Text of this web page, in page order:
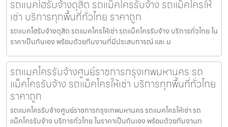
รถแบคโฮรับจ้างดุสิต รถแม็คโครรับจ้าง รถแม็คโครให้
เช่า บริการทุกพื้นที่ทั่วไทย ราคาถูก
รถแบคโฮรับจ้างดุสิต รถแมคโครให้เช่า รถแม็คโครรับจ้าง บริการทั่วไทย ใน
ราคาเป็นกันเอง พร้อมด้วยทีมงานที่มีประสบการณ์ และ ม
รถแมคโครรับจ้างศูนย์ราชการกรุงเทพมหานคร รถ
แม็คโครรับจ้าง รถแม็คโครให้เช่า บริการทุกพื้นที่ทั่วไทย
ราคาถูก
รถแมคโครรับจ้างศูนย์ราชการกรุงเทพมหานคร รถแมคโครให้เช่า รถ
แม็คโครรับจ้าง บริการทั่วไทย ในราคาเป็นกันเอง พร้อมด้วยทีมงานท